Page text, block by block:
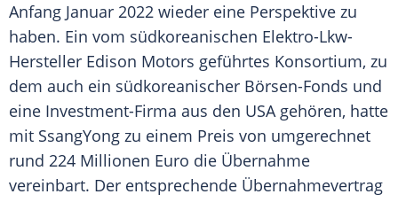
Anfang Januar 2022 wieder eine Perspektive zu
haben. Ein vom südkoreanischen Elektro-Lkw-
Hersteller Edison Motors geführtes Konsortium, zu
dem auch ein südkoreanischer Börsen-Fonds und
eine Investment-Firma aus den USA gehören, hatte
mit SsangYong zu einem Preis von umgerechnet
rund 224 Millionen Euro die Übernahme
vereinbart. Der entsprechende Übernahmevertrag